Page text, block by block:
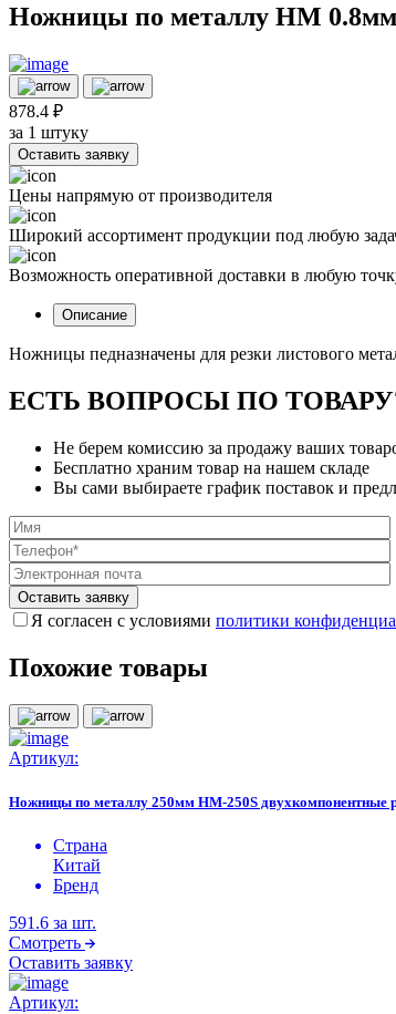
Ножницы по металлу НМ 0.8мм
878.4 ₽
за 1 штуку
Оставить заявку
Цены напрямую от производителя
Широкий ассортимент продукции под любую
Возможность оперативной доставки в любую
Описание
Ножницы педназначены для резки листового
ЕСТЬ ВОПРОСЫ ПО
Не берем комиссию за продажу ваших
Бесплатно храним товар на нашем складе
Вы сами выбираете график поставок и
Я согласен с условиями политики
Похожие товары
Артикул:
Ножницы по металлу 250мм НМ-250S двухкомпонентные
Страна
Китай
Бренд
591.6 за шт.
Смотреть
Оставить заявку
Артикул: